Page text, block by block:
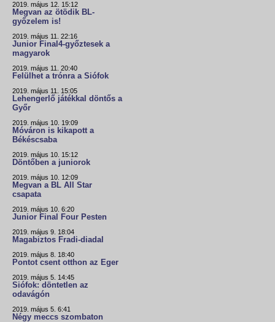
2019. május 12. 15:12
Megvan az ötödik BL-
győzelem is!
2019. május 11. 22:16
Junior Final4-győztesek a
magyarok
2019. május 11. 20:40
Felülhet a trónra a Siófok
2019. május 11. 15:05
Lehengerlő játékkal döntős a
Győr
2019. május 10. 19:09
Móváron is kikapott a
Békéscsaba
2019. május 10. 15:12
Döntőben a juniorok
2019. május 10. 12:09
Megvan a BL All Star
csapata
2019. május 10. 6:20
Junior Final Four Pesten
2019. május 9. 18:04
Magabiztos Fradi-diadal
2019. május 8. 18:40
Pontot csent otthon az Eger
2019. május 5. 14:45
Siófok: döntetlen az
odavágón
2019. május 5. 6:41
Négy meccs szombaton